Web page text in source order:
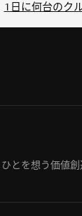
1日に何台のク
ひとを想う価値創